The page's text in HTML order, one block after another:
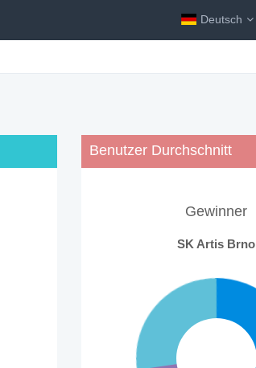
Deutsch
Benutzer Durchschnitt
Gewinner
SK Artis Brno